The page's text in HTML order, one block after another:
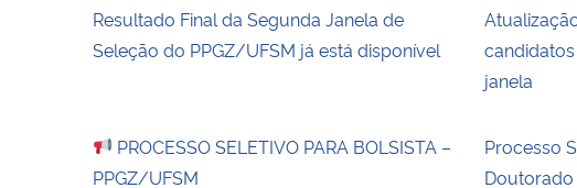
Resultado Final da Segunda Janela de
Seleção do PPGZ/UFSM já está disponível
janela
PROCESSO SELETIVO PARA BOLSISTA –
PPGZ/UFSM
Processo
Doutorado